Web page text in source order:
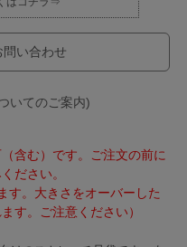
い合わせ
いてのご案内)
含む）です。ご注文の前に
ださい。
す。大きさをオーバーした
す。ご注意ください）